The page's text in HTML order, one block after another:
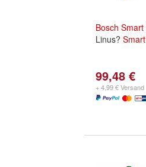
Bosch Smart
Linus? Smart
99,48 €
+ 4,99 € Versand